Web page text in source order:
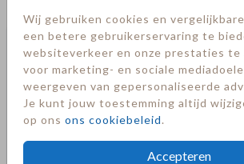
Wij gebruiken cookies en
een betere gebruikerservaring te
websiteverkeer en onze prestaties te
voor marketing- en sociale
weergeven van gepersonaliseerde
Je kunt jouw toestemming altijd
op ons ons cookiebeleid.
Accepteren
Deze kaarten vind je misschien ook